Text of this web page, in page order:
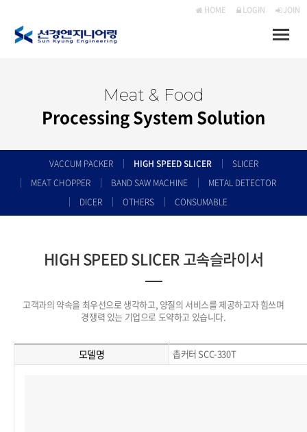
HOME LOGIN JOIN
Toggle
Meat & Food
Processing System Solution
VACCUM PACKER HIGH SPEED SLICER
SLICER
MEAT CHOPPER
BAND SAW MACHINE
METAL DETECTOR
DICER
OTHERS CONSUMABLE
HIGH SPEED SLICER 고속슬라이서
고객과의 약속을 최우선으로 생각하고, 양질의 서비스를 제공하고자 힘쓰며
경쟁력 있는 기업으로 도약하고 있습니다.
모델명 촙커터 SCC-330T